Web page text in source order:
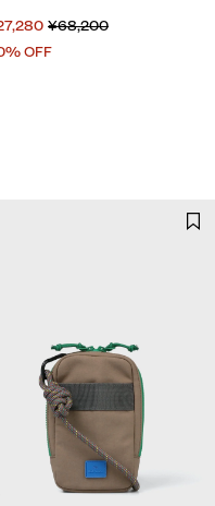
¥68,200
OFF